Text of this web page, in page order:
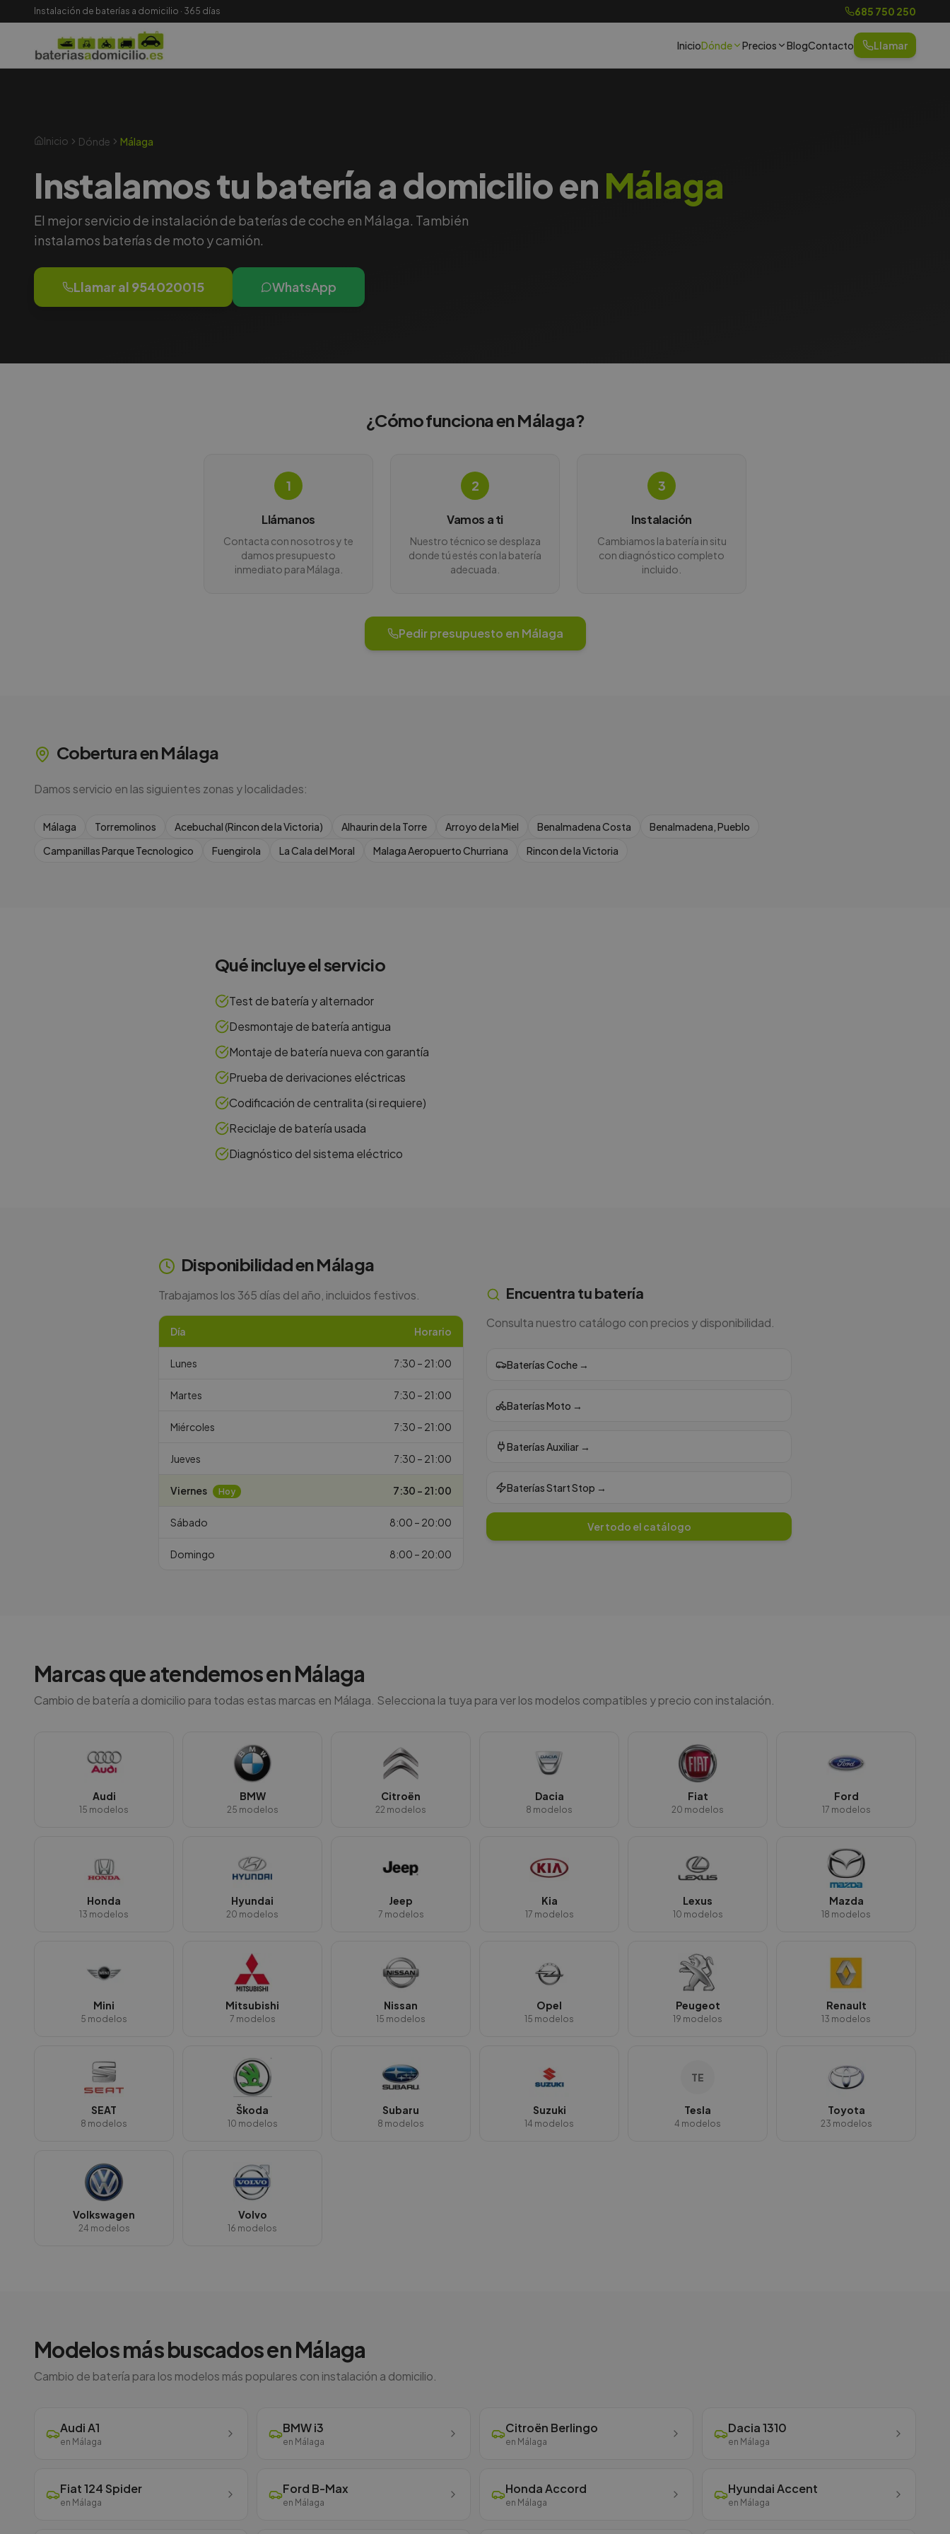
Instalación de baterías a domicilio · 365 días 685 750 250
InicioDónde Precios BlogContacto Llamar
Inicio Dónde Málaga
Instalamos tu batería a domicilio enMálaga
El mejor servicio de instalación de baterías de coche en Málaga. También
instalamos baterías de moto y camión.
Llamar al 954020015 WhatsApp
¿Cómo funciona enMálaga?
1
Llámanos
Contacta con nosotros y te
damos presupuesto
inmediato para Málaga.
2
Vamos a ti
Nuestro técnico se desplaza
donde tú estés con la batería
adecuada.
3
Instalación
Cambiamos la batería in situ
con diagnóstico completo
incluido.
Pedir presupuesto en Málaga
Cobertura enMálaga
Damos servicio en las siguientes zonas y localidades:
Málaga Torremolinos Acebuchal (Rincon de la Victoria) Alhaurin de la Torre Arroyo de la Miel Benalmadena Costa
Benalmadena, Pueblo
Campanillas Parque Tecnologico
Fuengirola La Cala del Moral Malaga Aeropuerto Churriana Rincon de la Victoria
Qué incluye el servicio
Test de batería y alternador
Desmontaje de batería antigua
Montaje de batería nueva con garantía
Prueba de derivaciones eléctricas
Codificación de centralita (si requiere)
Reciclaje de batería usada
Diagnóstico del sistema eléctrico
Disponibilidad enMálaga
Trabajamos los 365 días del año, incluidos festivos.
Día Horario
Lunes 7:30 – 21:00
Martes 7:30 – 21:00
Miércoles 7:30 – 21:00
Jueves 7:30 – 21:00
Viernes Hoy 7:30 – 21:00
Sábado 8:00 – 20:00
Domingo 8:00 – 20:00
Encuentra tu batería
Consulta nuestro catálogo con precios y disponibilidad.
Baterías Coche →
Baterías Moto →
Baterías Auxiliar →
Baterías Start Stop →
Ver todo el catálogo
Marcas que atendemos enMálaga
Cambio de batería a domicilio para todas estas marcas en Málaga . Selecciona la tuya para ver los modelos compatibles y precio con instalación.
Audi
15 modelos
BMW
25 modelos
Citroën
22 modelos
Dacia
8 modelos
Fiat
20 modelos
Ford
17 modelos
Honda
13 modelos
Hyundai
20 modelos
Jeep
7 modelos
Kia
17 modelos
Lexus
10 modelos
Mazda
18 modelos
Mini
5 modelos
Mitsubishi
7 modelos
Nissan
15 modelos
Opel
15 modelos
Peugeot
19 modelos
Renault
13 modelos
SEAT
8 modelos
Škoda
10 modelos
Subaru
8 modelos
Suzuki
14 modelos
TE
Tesla
4 modelos
Toyota
23 modelos
Volkswagen
24 modelos
Volvo
16 modelos
Modelos más buscados enMálaga
Cambio de batería para los modelos más populares con instalación a domicilio.
AudiA1
en Málaga
BMWi3
en Málaga
Citroën Berlingo
en Málaga
Dacia1310
en Málaga
Fiat124 Spider
en Málaga
Ford B-Max
en Málaga
HondaAccord
en Málaga
HyundaiAccent
en Málaga